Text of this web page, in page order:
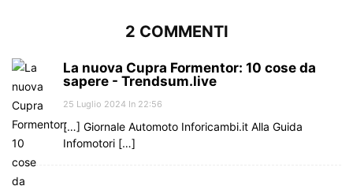
2 COMMENTI
La nuova Cupra Formentor: 10 cose da
sapere - Trendsum.live
25 Luglio 2024 In 22:56
[…] Giornale Automoto Inforicambi.it Alla Guida
Infomotori […]